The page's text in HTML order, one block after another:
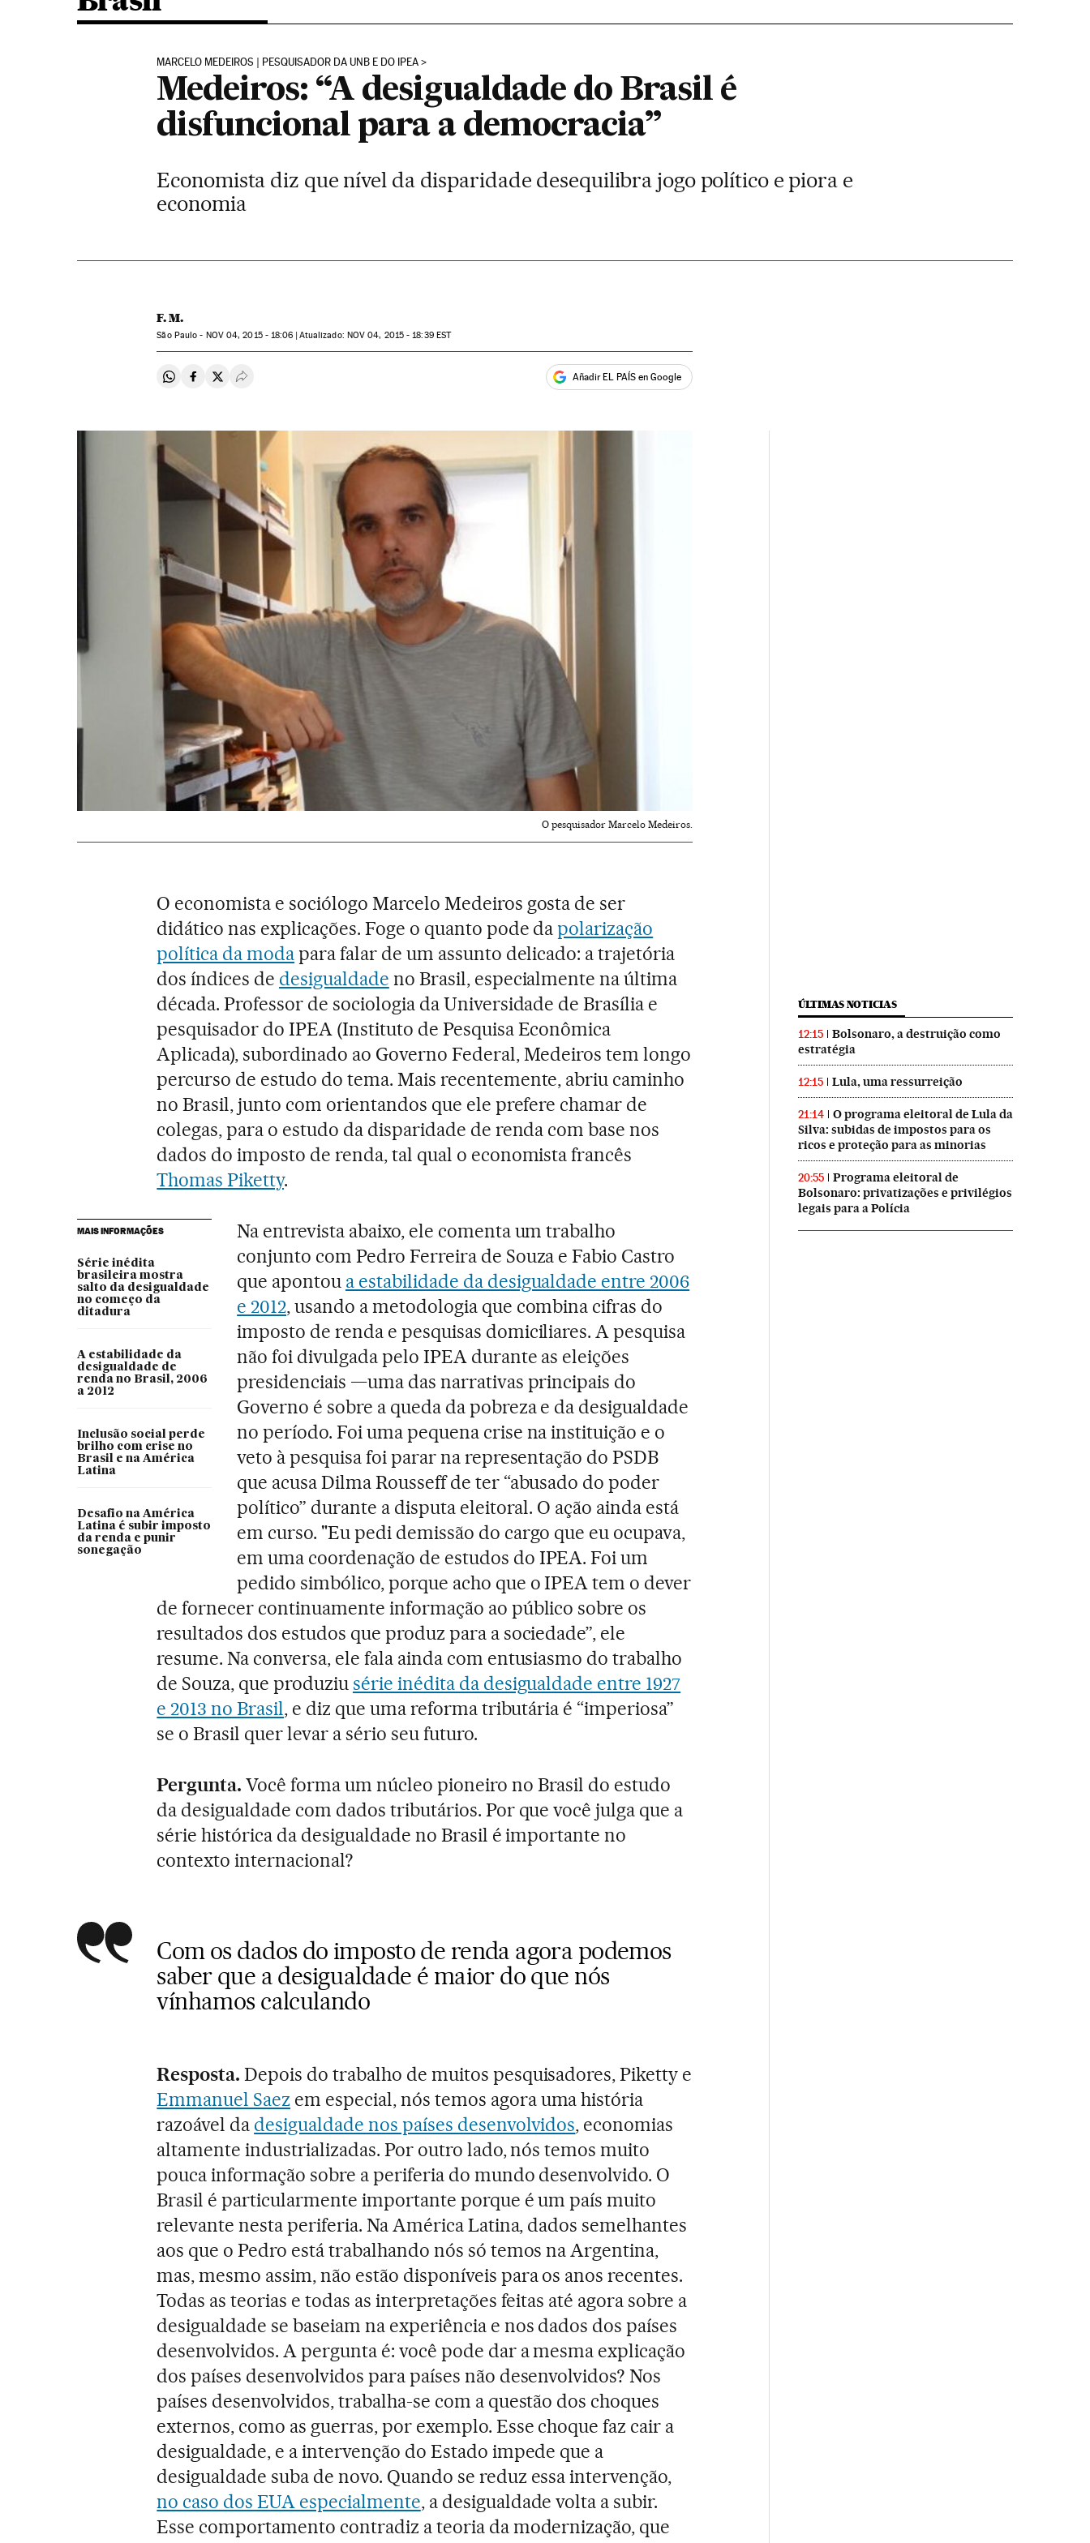
MARCELO MEDEIROS | PESQUISADOR DA UNB E DO IPEA
Medeiros: “A desigualdade do Brasil é
disfuncional para a democracia”
Economista diz que nível da disparidade desequilibra jogo político e piora e
economia
F. M.
São Paulo - NOV04, 2015 - 18:06 atualizado: NOV 04, 2015 - 18:39EST
Compartir en Whatsapp
Compartir en Facebook
Compartir en Twitter
Desplegar Redes Sociales Añadir EL PAÍS en Google
O pesquisador Marcelo Medeiros.
O economista e sociólogo Marcelo Medeiros gosta de ser
didático nas explicações. Foge o quanto pode dapolarização
política da modapara falar de um assunto delicado: a trajetória
dos índices de desigualdade no Brasil, especialmente na última
década. Professor de sociologia da Universidade de Brasília e
pesquisador do IPEA (Instituto de Pesquisa Econômica
Aplicada), subordinado ao Governo Federal, Medeiros tem longo
percurso de estudo do tema. Mais recentemente, abriu caminho
no Brasil, junto com orientandos que ele prefere chamar de
colegas, para o estudo da disparidade de renda com base nos
dados do imposto de renda, tal qual o economista francês
Thomas Piketty.
MAIS INFORMAÇÕES
Série inédita
brasileira mostra
salto da desigualdade
no começo da
ditadura
A estabilidade da
desigualdade de
renda no Brasil, 2006
a 2012
Inclusão social perde
brilho com crise no
Brasil e na América
Latina
Desafio na América
Latina é subir imposto
da renda e punir
sonegação
Na entrevista abaixo, ele comenta um trabalho
conjunto com Pedro Ferreira de Souza e Fabio Castro
que apontou a estabilidade da desigualdade entre 2006
e 2012, usando a metodologia que combina cifras do
imposto de renda e pesquisas domiciliares. A pesquisa
não foi divulgada pelo IPEA durante as eleições
presidenciais —uma das narrativas principais do
Governo é sobre a queda da pobreza e da desigualdade
no período. Foi uma pequena crise na instituição e o
veto à pesquisa foi parar na representação do PSDB
que acusa Dilma Rousseff de ter “abusado do poder
político” durante a disputa eleitoral. O ação ainda está
em curso. "Eu pedi demissão do cargo que eu ocupava,
em uma coordenação de estudos do IPEA. Foi um
pedido simbólico, porque acho que o IPEA tem o dever
de fornecer continuamente informação ao público sobre os
resultados dos estudos que produz para a sociedade”, ele
resume. Na conversa, ele fala ainda com entusiasmo do trabalho
de Souza, que produziusérie inédita da desigualdade entre 1927
e 2013 no Brasil, e diz que uma reforma tributária é “imperiosa”
se o Brasil quer levar a sério seu futuro.
Pergunta. Você forma um núcleo pioneiro no Brasil do estudo
da desigualdade com dados tributários. Por que você julga que a
série histórica da desigualdade no Brasil é importante no
contexto internacional?
Com os dados do imposto de renda agora podemos
saber que a desigualdade é maior do que nós
vínhamos calculando
Resposta. Depois do trabalho de muitos pesquisadores, Piketty e
Emmanuel Saez em especial, nós temos agora uma história
razoável da desigualdade nos países desenvolvidos, economias
altamente industrializadas. Por outro lado, nós temos muito
pouca informação sobre a periferia do mundo desenvolvido. O
Brasil é particularmente importante porque é um país muito
relevante nesta periferia. Na América Latina, dados semelhantes
aos que o Pedro está trabalhando nós só temos na Argentina,
mas, mesmo assim, não estão disponíveis para os anos recentes.
Todas as teorias e todas as interpretações feitas até agora sobre a
desigualdade se baseiam na experiência e nos dados dos países
desenvolvidos. A pergunta é: você pode dar a mesma explicação
dos países desenvolvidos para países não desenvolvidos? Nos
países desenvolvidos, trabalha-se com a questão dos choques
externos, como as guerras, por exemplo. Esse choque faz cair a
desigualdade, e a intervenção do Estado impede que a
desigualdade suba de novo. Quando se reduz essa intervenção,
no caso dos EUA especialmente, a desigualdade volta a subir.
Esse comportamento contradiz a teoria da modernização, que
ÚLTIMAS NOTICIAS
12:15
Bolsonaro, a destruição como
estratégia
12:15 Lula, uma ressurreição
21:14
O programa eleitoral de Lula da
Silva: subidas de impostos para os
ricos e proteção para as minorias
20:55
Programa eleitoral de
Bolsonaro: privatizações e privilégios
legais para a Polícia